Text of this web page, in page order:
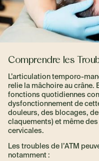
Comprendre les
L’articulation temporo-
relie la mâchoire au crâne.
fonctions quotidiennes
dysfonctionnement de
douleurs, des blocages,
claquements) et même
cervicales.
Les troubles de l’ATM
notamment :